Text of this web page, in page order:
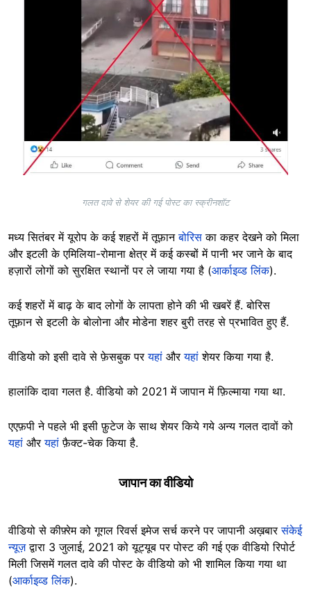
गलत दावे से शेयर की गई पोस्ट का स्क्रीनशॉट
मध्य सितंबर में यूरोप के कई शहरों में तूफ़ानबोरिस का कहर देखने को मिला
और इटली के एमिलिया-रोमाना क्षेत्र में कई कस्बों में पानी भर जाने के बाद
हज़ारों लोगों को सुरक्षित स्थानों पर ले जाया गया है (आर्काइव्ड लिंक).
कई शहरों में बाढ़ के बाद लोगों के लापता होने की भी खबरें हैं. बोरिस
तूफ़ान से इटली के बोलोना और मोडेना शहर बुरी तरह से प्रभावित हुए हैं.
वीडियो को इसी दावे से फ़ेसबुक परयहां औरयहांशेयर किया गया है.
हालांकि दावा गलत है. वीडियो को 2021 में जापान में फ़िल्माया गया था.
एएफ़पी ने पहले भी इसी फ़ुटेज के साथ शेयर किये गये अन्य गलत दावों को
यहां औरयहांफ़ैक्ट-चेक किया है.
जापान का वीडियो
वीडियो से कीफ़्रेम को गूगल रिवर्स इमेज सर्च करने पर जापानी अख़बारसंकेई
न्यूज़द्वारा 3 जुलाई, 2021 को यूट्यूब पर पोस्ट की गई एक वीडियो रिपोर्ट
मिली जिसमें गलत दावे की पोस्ट के वीडियो को भी शामिल किया गया था
(आर्काइव्ड लिंक).